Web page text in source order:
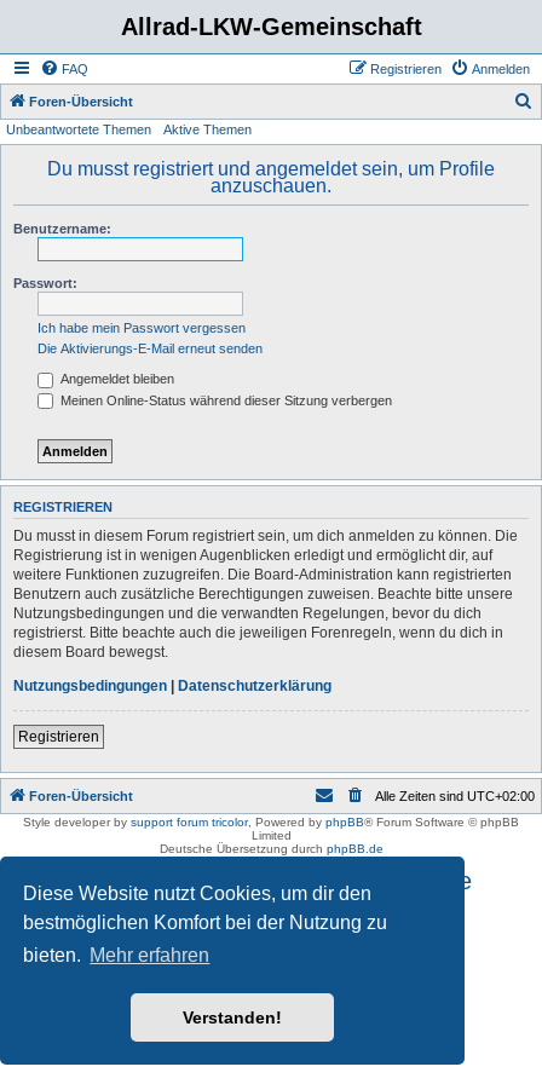
Diese Website nutzt Cookies, um dir den
bestmöglichen Komfort bei der Nutzung zu
bieten. Mehr erfahren
Verstanden!
Allrad-LKW-Gemeinschaft
FAQ Anmelden
Registrieren
Foren-Übersicht
Unbeantwortete Themen Aktive Themen
Du musst registriert und angemeldet sein, um Profile
anzuschauen.
Benutzername:
Passwort:
Ich habe mein Passwort vergessen
Die Aktivierungs-E-Mail erneut senden
Angemeldet bleiben
Meinen Online-Status während dieser Sitzung verbergen
REGISTRIEREN
Du musst in diesem Forum registriert sein, um dich anmelden zu können. Die
Registrierung ist in wenigen Augenblicken erledigt und ermöglicht dir, auf
weitere Funktionen zuzugreifen. Die Board-Administration kann registrierten
Benutzern auch zusätzliche Berechtigungen zuweisen. Beachte bitte unsere
Nutzungsbedingungen und die verwandten Regelungen, bevor du dich
registrierst. Bitte beachte auch die jeweiligen Forenregeln, wenn du dich in
diesem Board bewegst.
Nutzungsbedingungen | Datenschutzerklärung
Registrieren
Foren-Übersicht Alle Zeiten sind UTC+02:00
Style developer by support forum tricolor, Powered by phpBB® Forum Software © phpBB
Limited
Deutsche Übersetzung durch phpBB.de
Impressum und Datenschutzhinweise